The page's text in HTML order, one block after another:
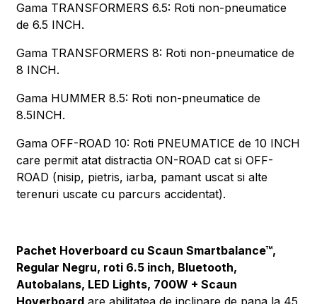
Gama TRANSFORMERS 6.5: Roti non-pneumatice
de 6.5 INCH.
Gama TRANSFORMERS 8: Roti non-pneumatice de
8 INCH.
Gama HUMMER 8.5: Roti non-pneumatice de
8.5INCH.
Gama OFF-ROAD 10: Roti PNEUMATICE de 10 INCH
care permit atat distractia ON-ROAD cat si OFF-
ROAD (nisip, pietris, iarba, pamant uscat si alte
terenuri uscate cu parcurs accidentat).
Pachet Hoverboard cu Scaun Smartbalance™,
Regular Negru, roti 6.5 inch, Bluetooth,
Autobalans, LED Lights, 700W + Scaun